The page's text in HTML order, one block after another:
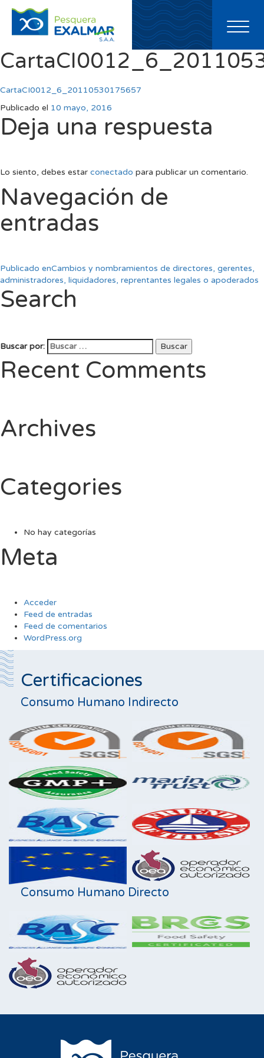
Toggle
CartaCI0012_6_20110530175657
Publicado el 10 mayo, 2016
Deja una respuesta
Lo siento, debes estar conectado para publicar un comentario.
Navegación de
entradas
Publicado enCambios y nombramientos de directores, gerentes,
administradores, liquidadores, reprentantes legales o apoderados
Search
Buscar por: Buscar
Recent Comments
Archives
Categories
No hay categorías
Meta
Acceder
Feed de entradas
Feed de comentarios
WordPress.org
Certificaciones
Consumo Humano Indirecto
Consumo Humano Directo